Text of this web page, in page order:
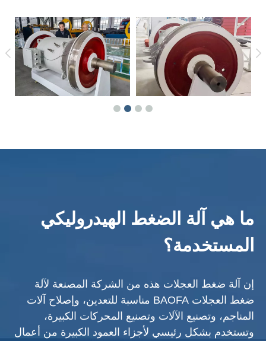
ما هي آلة الضغط الهيدروليكي
المستخدمة؟
إن آلة ضغط العجلات هذه من الشركة المصنعة لآلة
ضغط العجلات BAOFA مناسبة للتعدين، وإصلاح آلات
المناجم، وتصنيع الآلات وتصنيع المحركات الكبيرة،
وتستخدم بشكل رئيسي لأجزاء العمود الكبيرة من أعمال